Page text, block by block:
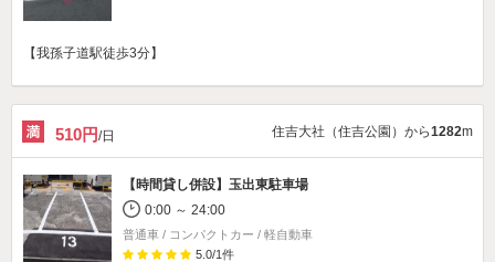
【我孫子道駅徒歩3分】
510円/日 住吉大社（住吉公園）から1282m
【時間貸し併設】 玉出東駐車場
0:00 ～ 24:00
普通車 / コンパクトカー / 軽自動車
5.0/1件